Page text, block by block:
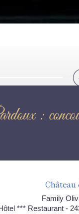
:
Château
Family
*** Restaurant -